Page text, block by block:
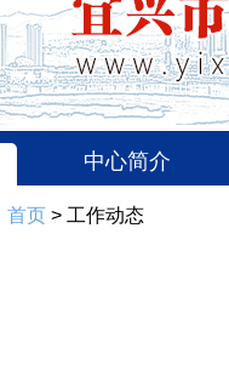
中心简介
首页> 工作动态